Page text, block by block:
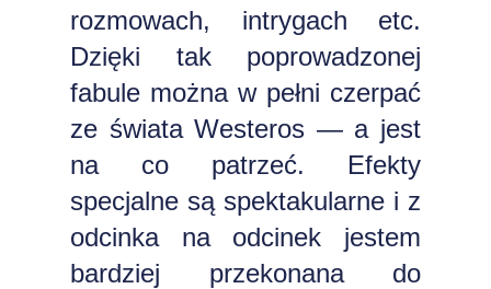
rozmowach, intrygach etc.
Dzięki tak poprowadzonej
fabule można w pełni czerpać
ze świata Westeros — a jest
na co patrzeć. Efekty
specjalne są spektakularne i z
odcinka na odcinek jestem
bardziej przekonana do